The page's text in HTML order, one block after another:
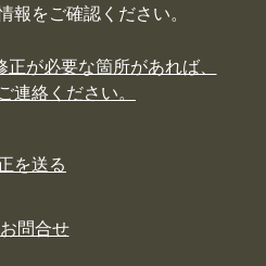
報をご確認ください。
が必要な箇所があれば、
連絡ください。
を送る
問合せ